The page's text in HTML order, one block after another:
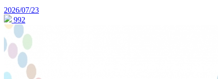
2026/07/23
992